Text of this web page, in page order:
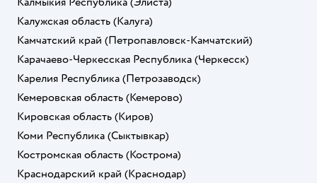
Калужская область (Калуга)
Камчатский край (Петропавловск-Камчатский)
Карачаево-Черкесская Республика (Черкесск)
Карелия Республика (Петрозаводск)
Кемеровская область (Кемерово)
Кировская область (Киров)
Коми Республика (Сыктывкар)
Костромская область (Кострома)
Краснодарский край (Краснодар)